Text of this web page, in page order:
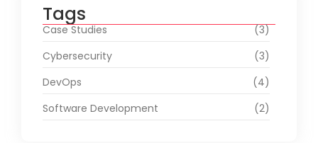
Tags
Case Studies
(3)
Cybersecurity
(3)
DevOps
(4)
Software Development
(2)